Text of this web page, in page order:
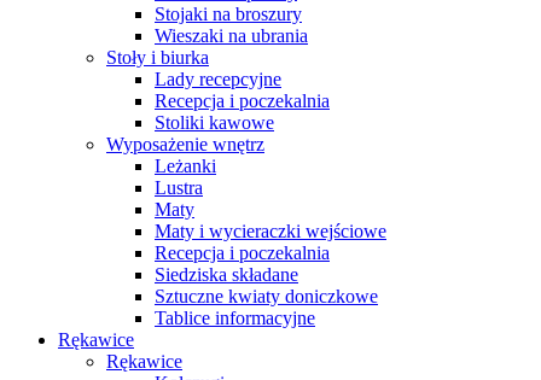
Stojaki na broszury
Wieszaki na ubrania
Stoły i biurka
Lady recepcyjne
Recepcja i poczekalnia
Stoliki kawowe
Wyposażenie wnętrz
Leżanki
Lustra
Maty
Maty i wycieraczki wejściowe
Recepcja i poczekalnia
Siedziska składane
Sztuczne kwiaty doniczkowe
Tablice informacyjne
Rękawice
Rękawice